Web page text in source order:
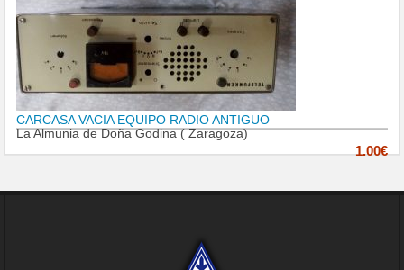
CARCASA VACIA EQUIPO RADIO ANTIGUO
La Almunia de Doña Godina ( Zaragoza)
1.00€